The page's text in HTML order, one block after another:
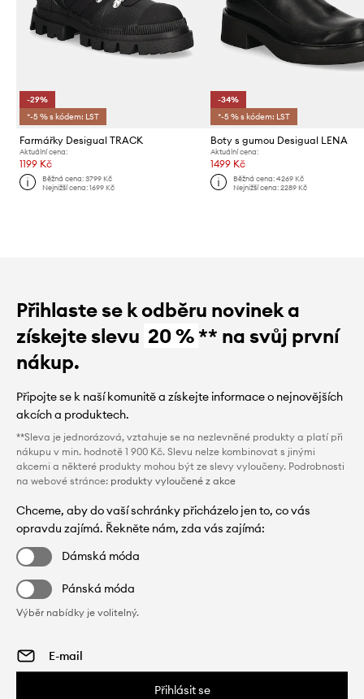
-29%
*-5 % s kódem: LST
Farmářky Desigual TRACK
Aktuální cena:
1199 Kč
Běžná cena:3799 Kč
Nejnižší cena:1699 Kč
-34%
*-5 % s kódem: LST
Boty s gumou Desigual LENA
Aktuální cena:
1499 Kč
Běžná cena: 4269 Kč
Nejnižší cena: 2289 Kč
Přihlaste se k odběru novinek a
získejte slevu 20 %** na svůj první
nákup.
Připojte se k naší komunitě a získejte informace o nejnovějších
akcích a produktech.
**Sleva je jednorázová, vztahuje se na nezlevněné produkty a platí při
nákupu v min. hodnotě 1 900 Kč. Slevu nelze kombinovat s jinými
akcemi a některé produkty mohou být ze slevy vyloučeny. Podrobnosti
na webové stránce: produkty vyloučené z akce
Chceme, aby do vaší schránky přicházelo jen to, co vás
opravdu zajímá. Řekněte nám, zda vás zajímá:
Dámská móda
Pánská móda
Výběr nabídky je volitelný.
Přihlásit se